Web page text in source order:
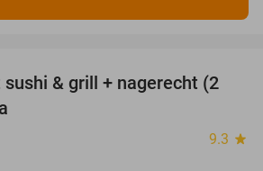
23%
sushi & grill + nagerecht (2
9.3 star